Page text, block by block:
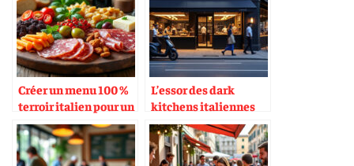
Créer un menu 100 %
terroir italien pour un
événement
L’essor des dark
kitchens italiennes
en zone urbaine